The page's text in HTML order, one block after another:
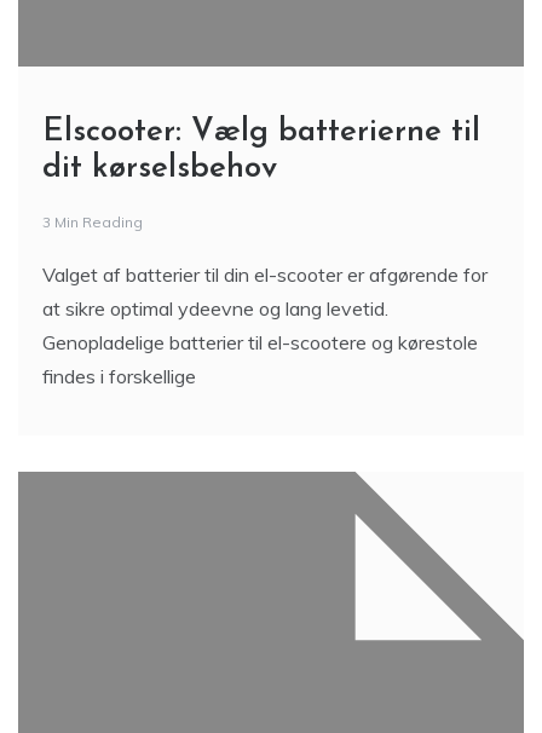
Elscooter: Vælg batterierne til
dit kørselsbehov
3 Min Reading
Valget af batterier til din el-scooter er afgørende for
at sikre optimal ydeevne og lang levetid.
Genopladelige batterier til el-scootere og kørestole
findes i forskellige